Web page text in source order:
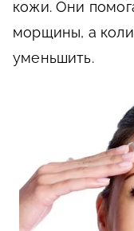
кожи. Они
морщины, а
уменьшить.